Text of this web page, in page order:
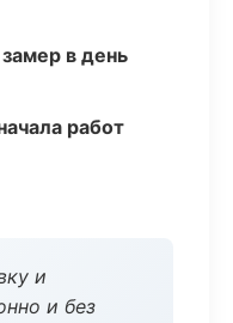
в день
работ
и
и без